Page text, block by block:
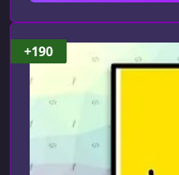
получить работу или
— отличный старт для
сфокусирован на
создании
+190